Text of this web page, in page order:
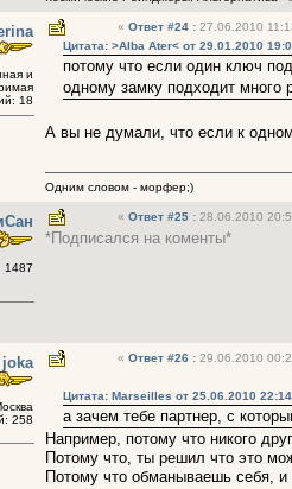
и
18
« Ответ #24 : 27.06.2010
Цитата: >Alba Ater< от 29.01.2010
потому что если один ключ
одному замку подходит много
А вы не думали, что если к
Одним словом - морфер;)
1487
« Ответ #25 : 28.06.2010
*Подписался на коменты*
joka
258
« Ответ #26 : 29.06.2010
Цитата: Marseilles от 25.06.2010
а зачем тебе партнер, с
Например, потому что никого
Потому что, ты решил что это
Потому что обманываешь себя,